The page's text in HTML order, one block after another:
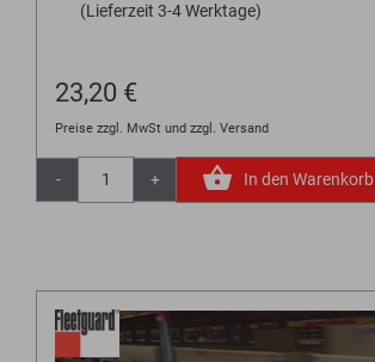
(Lieferzeit 3-4 Werktage)
23,20 €
Preise zzgl. MwSt und zzgl. Versand
- + In den Warenkorb